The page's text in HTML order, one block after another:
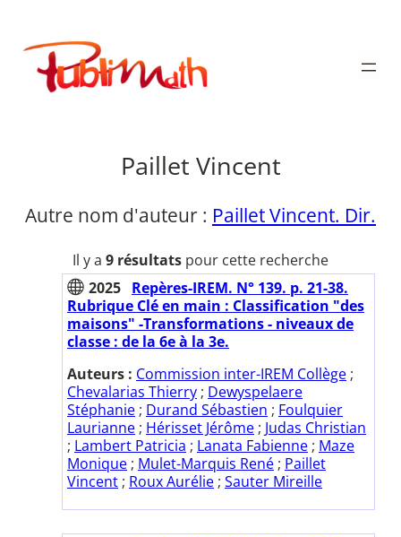
contenu
Publimath
Paillet Vincent
Autre nom d'auteur : Paillet Vincent. Dir.
Il y a 9 résultats pour cette recherche
2025 Repères-IREM. N° 139. p. 21-38.
Rubrique Clé en main : Classification "des
maisons" -Transformations - niveaux de
classe : de la 6e à la 3e.
Auteurs : Commission inter-IREM Collège ;
Chevalarias Thierry ; Dewyspelaere
Stéphanie ; Durand Sébastien ; Foulquier
Laurianne ; Hérisset Jérôme ; Judas Christian
; Lambert Patricia ; Lanata Fabienne ; Maze
Monique ; Mulet-Marquis René ; Paillet
Vincent ; Roux Aurélie ; Sauter Mireille